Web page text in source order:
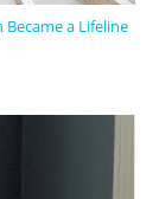
a Lifeline